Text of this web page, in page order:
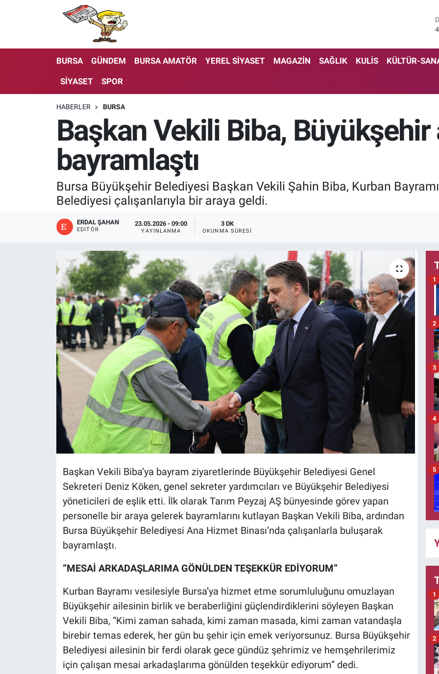
BURSA GÜNDEM BURSA AMATÖR YEREL SİYASET MAGAZİN SAĞLIK KULİS KÜLTÜR-
SİYASET SPOR
HABERLER BURSA
Başkan Vekili Biba,
bayramlaştı
Bursa Büyükşehir Belediyesi Başkan Vekili Şahin Biba, Kurban
Belediyesi çalışanlarıyla bir araya geldi.
ERDAL ŞAHAN
EDITÖR
23.05.2026 - 09:00
YAYINLANMA
3 DK
OKUNMA SÜRESI
Başkan Vekili Biba’ya bayram ziyaretlerinde Büyükşehir Belediyesi Genel
Sekreteri Deniz Köken, genel sekreter yardımcıları ve Büyükşehir Belediyesi
yöneticileri de eşlik etti. İlk olarak Tarım Peyzaj AŞ bünyesinde görev yapan
personelle bir araya gelerek bayramlarını kutlayan Başkan Vekili Biba, ardından
Bursa Büyükşehir Belediyesi Ana Hizmet Binası’nda çalışanlarla buluşarak
bayramlaştı.
“MESAİ ARKADAŞLARIMA GÖNÜLDEN TEŞEKKÜR EDİYORUM”
Kurban Bayramı vesilesiyle Bursa’ya hizmet etme sorumluluğunu omuzlayan
Büyükşehir ailesinin birlik ve beraberliğini güçlendirdiklerini söyleyen Başkan
Vekili Biba, “Kimi zaman sahada, kimi zaman masada, kimi zaman vatandaşla
birebir temas ederek, her gün bu şehir için emek veriyorsunuz. Bursa Büyükşehir
Belediyesi ailesinin bir ferdi olarak gece gündüz şehrimiz ve hemşehrilerimiz
için çalışan mesai arkadaşlarıma gönülden teşekkür ediyorum” dedi.
1
2
3
4
5
1
2